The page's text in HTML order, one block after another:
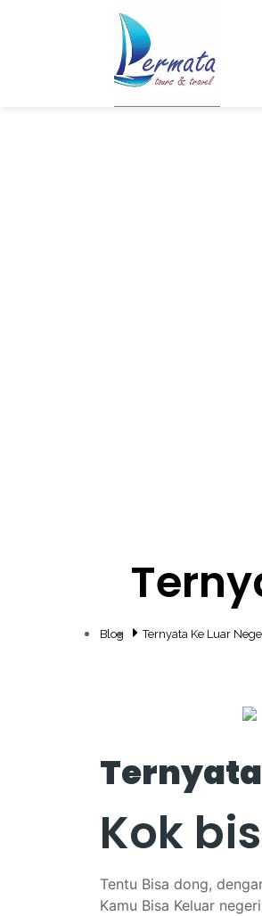
Blog Ternyata Ke Luar
Ternyata
Kok
Tentu Bisa dong,
Kamu Bisa Keluar